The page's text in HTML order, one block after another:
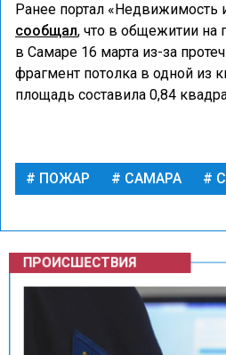
Ранее портал «Недвижимость
сообщал, что в общежитии на
в Самаре 16 марта из-за
фрагмент потолка в одной из
площадь составила 0,84
ПОЖАР САМАРА
ПРОИСШЕСТВИЯ